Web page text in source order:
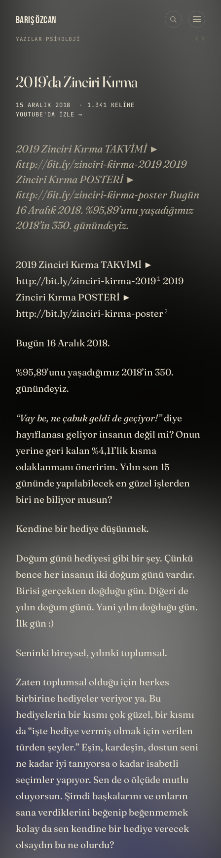
BARIŞ ÖZCAN
YAZILAR PSIKOLOJI ‹ ›
2019’da Zinciri Kırma
15 ARALIK 2018 ·
1.341 KELIME
YOUTUBE'DA IZLE →
2019 Zinciri Kırma TAKVİMİ ►
http://bit.ly/zinciri-kirma-2019 2019
Zinciri Kırma POSTERİ ►
http://bit.ly/zinciri-kirma-poster Bugün
16 Aralık 2018. %95,89’unu yaşadığımız
2018’in 350. günündeyiz.
2019 Zinciri Kırma TAKVİMİ ►
http://bit.ly/zinciri-kirma-20191 2019
Zinciri Kırma POSTERİ ►
http://bit.ly/zinciri-kirma-poster2
Bugün 16 Aralık 2018.
%95,89’unu yaşadığımız 2018’in 350.
günündeyiz.
“Vay be, ne çabuk geldi de geçiyor!”diye
hayıflanası geliyor insanın değil mi? Onun
yerine geri kalan %4,11’lik kısma
odaklanmanı öneririm. Yılın son 15
gününde yapılabilecek en güzel işlerden
biri ne biliyor musun?
Kendine bir hediye düşünmek.
Doğum günü hediyesi gibi bir şey. Çünkü
bence her insanın iki doğum günü vardır.
Birisi gerçekten doğduğu gün. Diğeri de
yılın doğum günü. Yani yılın doğduğu gün.
İlk gün :)
Seninki bireysel, yılınki toplumsal.
Zaten toplumsal olduğu için herkes
birbirine hediyeler veriyor ya. Bu
hediyelerin bir kısmı çok güzel, bir kısmı
da “işte hediye vermiş olmak için verilen
türden şeyler.” Eşin, kardeşin, dostun seni
ne kadar iyi tanıyorsa o kadar isabetli
seçimler yapıyor. Sen de o ölçüde mutlu
oluyorsun. Şimdi başkalarını ve onların
sana verdiklerini beğenip beğenmemek
kolay da sen kendine bir hediye verecek
olsaydın bu ne olurdu?